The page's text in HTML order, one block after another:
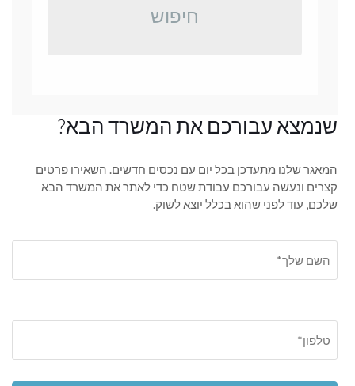
חיפוש
שנמצא עבורכם את המשרד הבא?
המאגר שלנו מתעדכן בכל יום עם נכסים חדשים. השאירו פרטים
קצרים ונעשה עבורכם עבודת שטח כדי לאתר את המשרד הבא
שלכם, עוד לפני שהוא בכלל יוצא לשוק.